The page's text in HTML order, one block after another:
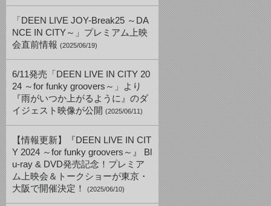
「DEEN LIVE JOY-Break25 ～DA
NCE IN CITY～」プレミアム上映
会直前情報 (2025/06/19)
6/11発売「DEEN LIVE IN CITY 20
24 ～for funky groovers～」より
『雨がいつか上がるように』のダ
イジェスト映像が公開 (2025/06/11)
【情報更新】『DEEN LIVE IN CIT
Y 2024 ～for funky groovers～』 Bl
u-ray & DVD発売記念！プレミア
ム上映会＆トークショーが東京・
大阪で開催決定！
(2025/06/10)